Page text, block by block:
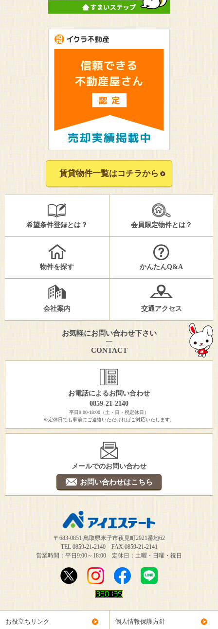
賃貸物件一覧はコチラから
希望条件登録とは？ 会員限定物件とは？
物件を探す かんたんQ&A
会社案内 交通アクセス
お気軽にお問い合わせ下さい
CONTACT
お電話によるお問い合わせ
0859-21-2140
平日9:00-18:00（土・日・祝定休日）
※定休日でも事前にご連絡いただければご対応いたします。
メールでのお問い合わせ
お問い合わせはこちら
〒683-0851 鳥取県米子市夜見町2921番地62
TEL 0859-21-2140 FAX.0859-21-2141
営業時間：平日9:00～18:00 定休日：土曜・日曜・祝日
お役立ちリンク 個人情報保護方針